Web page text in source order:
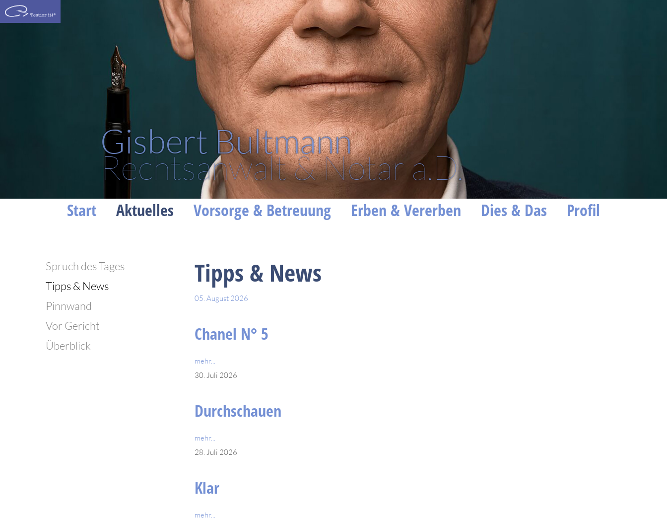
Gisbert Bultmann
Rechtsanwalt & Notar a.D.
Start Aktuelles Vorsorge & Betreuung Erben & Vererben Dies & Das Profil
Spruch des Tages
Tipps & News
Pinnwand
Vor Gericht
Überblick
Tipps & News
05. August 2026
Chanel N° 5
mehr...
30. Juli 2026
Durchschauen
mehr...
28. Juli 2026
Klar
mehr...